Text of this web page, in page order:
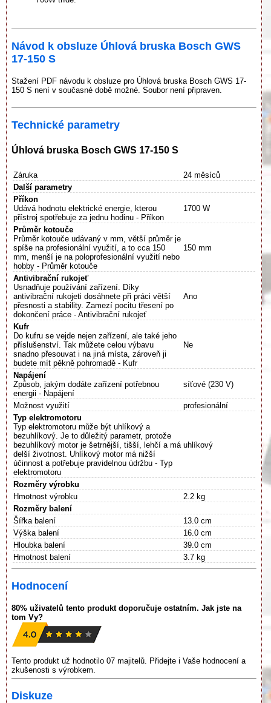
Návod k obsluze Úhlová bruska Bosch GWS
17-150 S
Stažení PDF návodu k obsluze pro Úhlová bruska Bosch GWS 17-
150 S není v současné době možné. Soubor není připraven.
Technické parametry
Úhlová bruska Bosch GWS 17-150 S
Záruka
24 měsíců
Další parametry
Příkon
Udává hodnotu elektrické energie, kterou
přístroj spotřebuje za jednu hodinu - Příkon
1700 W
Průměr kotouče
Průměr kotouče udávaný v mm, větší průměr je
spíše na profesionální využití, a to cca 150
mm, menší je na poloprofesionální využití nebo
hobby - Průměr kotouče
150 mm
Antivibrační rukojeť
Usnadňuje používání zařízení. Díky
antivibrační rukojeti dosáhnete při práci větší
přesnosti a stability. Zamezí pocitu třesení po
dokončení práce - Antivibrační rukojeť
Ano
Kufr
Do kufru se vejde nejen zařízení, ale také jeho
příslušenství. Tak můžete celou výbavu
snadno přesouvat i na jiná místa, zároveň ji
budete mít pěkně pohromadě - Kufr
Ne
Napájení
Způsob, jakým dodáte zařízení potřebnou
energii - Napájení
síťové (230 V)
Možnost využití
profesionální
Typ elektromotoru
Typ elektromotoru může být uhlíkový a
bezuhlíkový. Je to důležitý parametr, protože
bezuhlíkový motor je šetrnější, tišší, lehčí a má
delší životnost. Uhlíkový motor má nižší
účinnost a potřebuje pravidelnou údržbu - Typ
elektromotoru
uhlíkový
Rozměry výrobku
Hmotnost výrobku
2.2 kg
Rozměry balení
Šířka balení
13.0 cm
Výška balení
16.0 cm
Hloubka balení
39.0 cm
Hmotnost balení
3.7 kg
Hodnocení
80% uživatelů tento produkt doporučuje ostatním. Jak jste na
tom Vy?
Tento produkt už hodnotilo 07 majitelů. Přidejte i Vaše hodnocení a
zkušenosti s výrobkem.
Diskuze